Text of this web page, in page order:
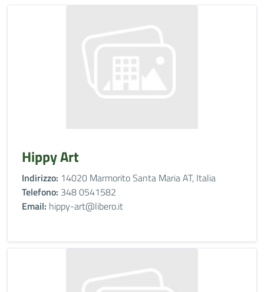
Hippy Art
Indirizzo: 14020 Marmorito Santa Maria AT, Italia
Telefono: 348 0541582
Email: hippy-art@libero.it